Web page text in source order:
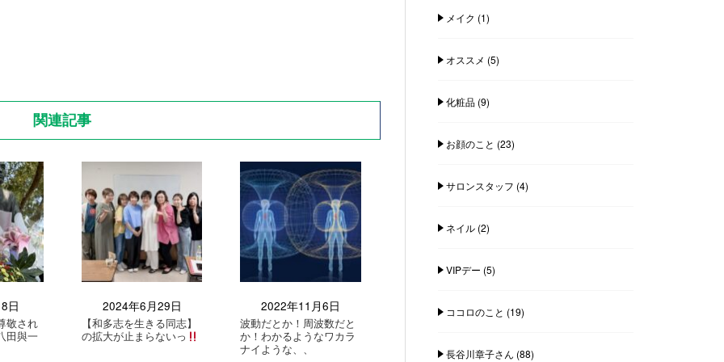
関連記事
日
敬され
田與一
2024年6月29日
【和多志を生きる同志】
の拡大が止まらないっ
2022年11月6日
波動だとか！周波数だと
か！わかるようなワカラ
ナイような、、
メイク (1)
オススメ (5)
化粧品(9)
お顔のこと (23)
サロンスタッフ (4)
ネイル(2)
VIPデー (5)
ココロのこと (19)
長谷川章子さん (88)